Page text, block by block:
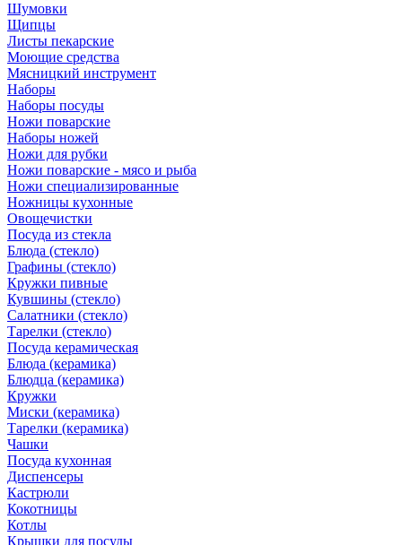
Шумовки
Щипцы
Листы пекарские
Моющие средства
Мясницкий инструмент
Наборы
Наборы посуды
Ножи поварские
Наборы ножей
Ножи для рубки
Ножи поварские - мясо и рыба
Ножи специализированные
Ножницы кухонные
Овощечистки
Посуда из стекла
Блюда (стекло)
Графины (стекло)
Кружки пивные
Кувшины (стекло)
Салатники (стекло)
Тарелки (стекло)
Посуда керамическая
Блюда (керамика)
Блюдца (керамика)
Кружки
Миски (керамика)
Тарелки (керамика)
Чашки
Посуда кухонная
Диспенсеры
Кастрюли
Кокотницы
Котлы
Крышки для посуды